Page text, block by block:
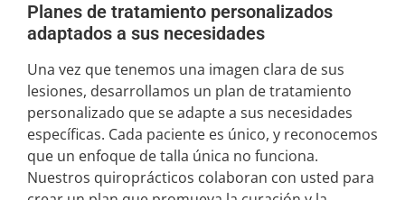
Planes de tratamiento personalizados
adaptados a sus necesidades
Una vez que tenemos una imagen clara de sus
lesiones, desarrollamos un plan de tratamiento
personalizado que se adapte a sus necesidades
específicas. Cada paciente es único, y reconocemos
que un enfoque de talla única no funciona.
Nuestros quiroprácticos colaboran con usted para